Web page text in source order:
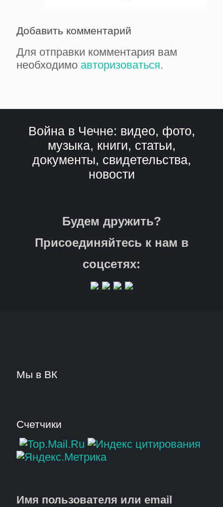
Добавить комментарий
Для отправки комментария вам
необходимо авторизоваться.
Война в Чечне: видео, фото,
музыка, книги, статьи,
документы, свидетельства,
новости
Будем дружить?
Присоединяйтесь к нам в
соцсетях:
Мы в ВК
Счетчики
Имя пользователя или email